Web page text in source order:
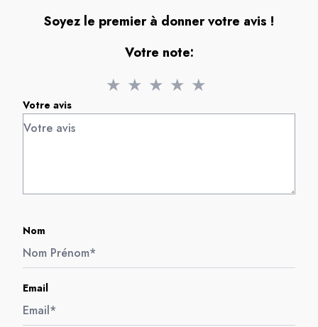
Soyez le premier à donner votre avis !
Votre note:
★ ★ ★ ★ ★
Votre avis
Nom
Email